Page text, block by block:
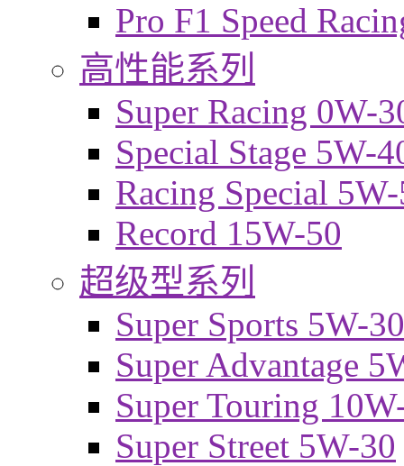
Pro F1 Speed
高性能系列
Super Racing 0W-
Special Stage 5W-
Racing Special
Record 15W-50
超级型系列
Super Sports 5W-30
Super Advantage
Super Touring
Super Street 5W-30